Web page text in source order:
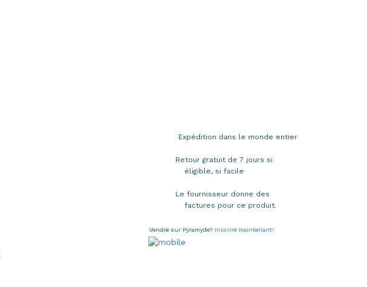
Expédition dans le monde entier
Retour gratuit de 7 jours si
éligible, si facile
Le fournisseur donne des
factures pour ce produit.
Vendre sur Pyramyde? Inscrire maintenant!